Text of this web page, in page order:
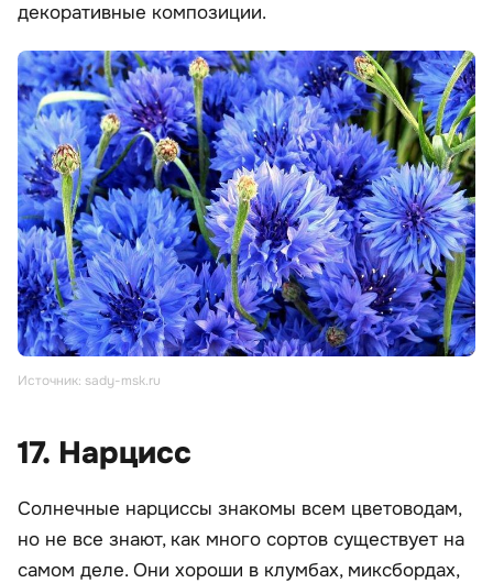
декоративные композиции.
Источник: sady-msk.ru
17. Нарцисс
Солнечные нарциссы знакомы всем цветоводам,
но не все знают, как много сортов существует на
самом деле. Они хороши в клумбах, миксбордах,